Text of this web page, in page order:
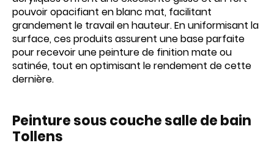
pouvoir opacifiant en blanc mat, facilitant
grandement le travail en hauteur. En uniformisant la
surface, ces produits assurent une base parfaite
pour recevoir une peinture de finition mate ou
satinée, tout en optimisant le rendement de cette
dernière.
Peinture sous couche salle de bain
Tollens